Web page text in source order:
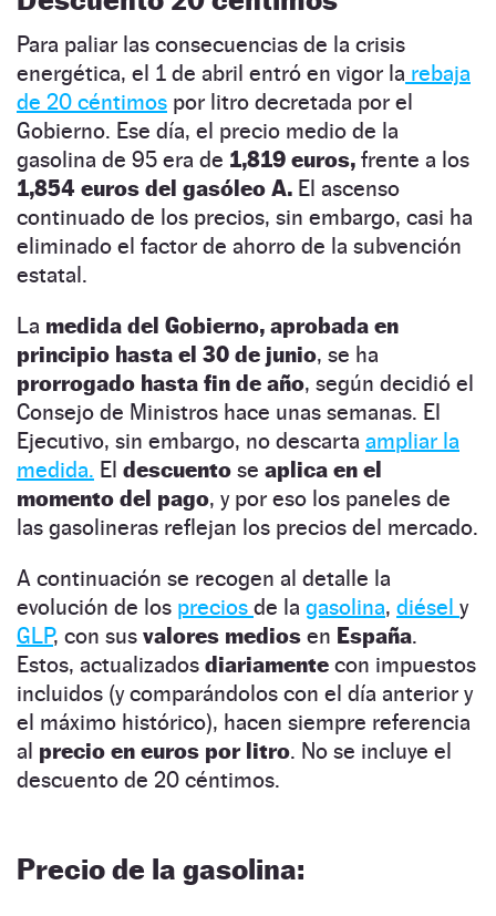
Para paliar las consecuencias de la crisis
energética, el 1 de abril entró en vigor la rebaja
de 20 céntimos por litro decretada por el
Gobierno. Ese día, el precio medio de la
gasolina de 95 era de 1,819 euros, frente a los
1,854 euros del gasóleo A. El ascenso
continuado de los precios, sin embargo, casi ha
eliminado el factor de ahorro de la subvención
estatal.
La medida del Gobierno, aprobada en
principio hasta el 30 de junio, se ha
prorrogado hasta fin de año, según decidió el
Consejo de Ministros hace unas semanas. El
Ejecutivo, sin embargo, no descarta ampliar la
medida. El descuento se aplica en el
momento del pago, y por eso los paneles de
las gasolineras reflejan los precios del mercado.
A continuación se recogen al detalle la
evolución de los precios de la gasolina, diésel y
GLP, con sus valores medios en España.
Estos, actualizados diariamente con impuestos
incluidos (y comparándolos con el día anterior y
el máximo histórico), hacen siempre referencia
al precio en euros por litro. No se incluye el
descuento de 20 céntimos.
Precio de la gasolina: